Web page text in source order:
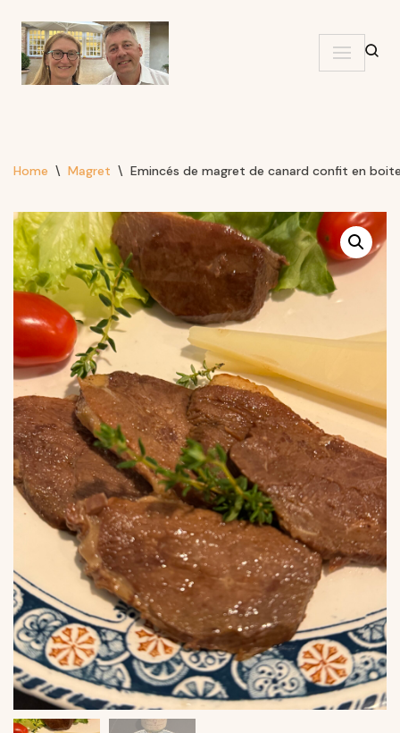
Skip
to
content
Home \ Magret \ Emincés de magret de canard confit en